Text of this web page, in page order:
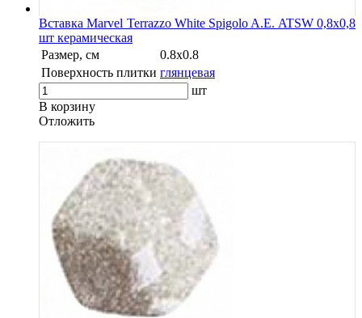
Вставка Marvel Terrazzo White Spigolo A.E. ATSW 0,8x0,8
шт керамическая
Размер, см
0.8x0.8
Поверхность плитки глянцевая
шт
В корзину
Oтложить